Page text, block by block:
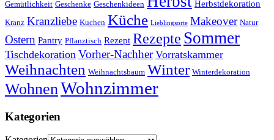
Gemütlichkeit Geschenke Geschenkideen Herbstdekoration
Kranz Kranzliebe Kuchen Küche Lieblingsorte Makeover Natur
Ostern Pantry Pflanztisch Rezept Rezepte Sommer
Tischdekoration Vorher-Nachher Vorratskammer
Weihnachten Weihnachtsbaum Winter Winterdekoration
WohnenWohnzimmer
Kategorien